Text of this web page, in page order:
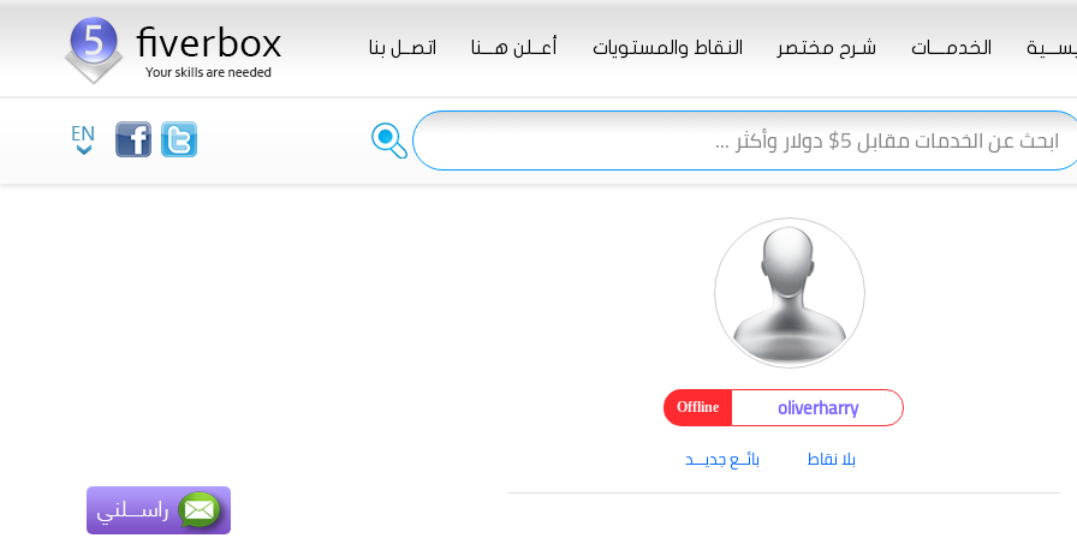
الخدمــــات شـرح مختصر النقاط والمستويات أعــلن هـــنا اتصــل بنا
Offline oliverharry
بائــع جديـــد بلا نقاط